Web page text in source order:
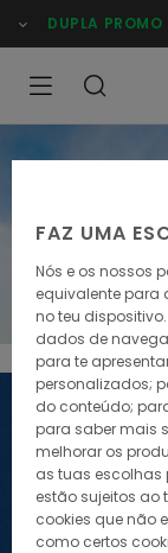
DUPLA PROMO
Dupla
FAZ UMA
Nós e os nossos
equivalente para
no teu
dados de
para te
personalizados;
do conteúdo;
para saber mais
melhorar os
as tuas escolhas
estão sujeitos ao
cookies que não
como certos